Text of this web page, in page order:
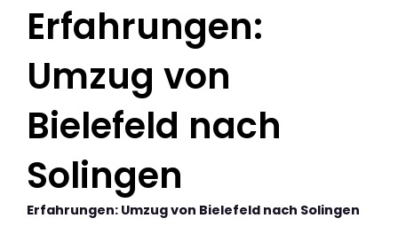
Erfahrungen:
Umzug von
Bielefeld nach
Solingen
Erfahrungen: Umzug von Bielefeld nach Solingen